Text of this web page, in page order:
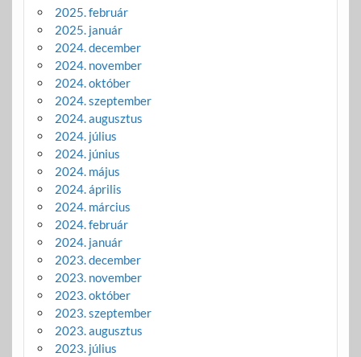
2025. február
2025. január
2024. december
2024. november
2024. október
2024. szeptember
2024. augusztus
2024. július
2024. június
2024. május
2024. április
2024. március
2024. február
2024. január
2023. december
2023. november
2023. október
2023. szeptember
2023. augusztus
2023. július